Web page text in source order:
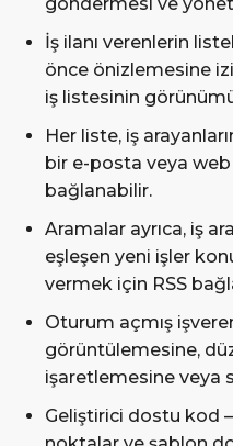
İş ilanı verenlerin
önce önizlemesine
iş listesinin
Her liste, iş
bir e-posta veya
bağlanabilir.
Aramalar ayrıca, iş
eşleşen yeni işler
vermek için RSS
Oturum açmış
görüntülemesine,
işaretlemesine veya
Geliştirici dostu kod